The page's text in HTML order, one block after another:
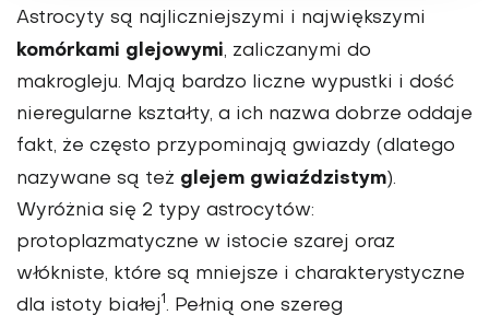
Astrocyty są najliczniejszymi i największymi
komórkami glejowymi, zaliczanymi do
makrogleju. Mają bardzo liczne wypustki i dość
nieregularne kształty, a ich nazwa dobrze oddaje
fakt, że często przypominają gwiazdy (dlatego
nazywane są też glejem gwiaździstym).
Wyróżnia się 2 typy astrocytów:
protoplazmatyczne w istocie szarej oraz
włókniste, które są mniejsze i charakterystyczne
dla istoty białej1 . Pełnią one szereg